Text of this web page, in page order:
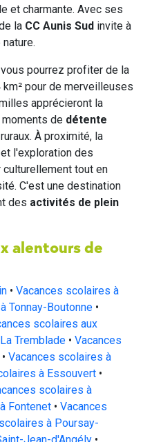
et charmante. Avec ses
la CC Aunis Sud invite à
pourrez profiter de la
pour de merveilleuses
apprécieront la
de détente
À proximité, la
et l'exploration des
tout en
C'est une destination
des activités de plein
alentours de
• Vacances scolaires à
Tonnay-Boutonne •
scolaires aux
Tremblade • Vacances
• Vacances scolaires à
à Essouvert •
scolaires à
Fontenet • Vacances
à Poursay-